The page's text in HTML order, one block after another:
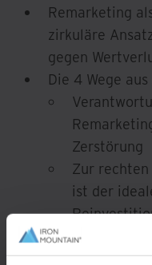
Remarketing
zirkuläre
gegen
Die 4 Wege
Zerstörung
Zur
ist der
Das
Leasing-